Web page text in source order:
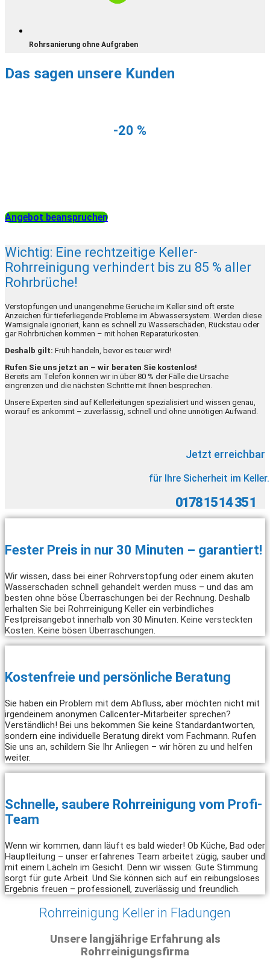
Rohrsanierung ohne Aufgraben
Das sagen unsere Kunden
-20 %
Angebot beanspruchen
Wichtig: Eine rechtzeitige Keller-
Rohrreinigung verhindert bis zu 85 % aller
Rohrbrüche!
Verstopfungen und unangenehme Gerüche im Keller sind oft erste
Anzeichen für tieferliegende Probleme im Abwassersystem. Werden diese
Warnsignale ignoriert, kann es schnell zu Wasserschäden, Rückstau oder
gar Rohrbrüchen kommen – mit hohen Reparaturkosten.
Deshalb gilt: Früh handeln, bevor es teuer wird!
Rufen Sie uns jetzt an – wir beraten Sie kostenlos!
Bereits am Telefon können wir in über 80 % der Fälle die Ursache
eingrenzen und die nächsten Schritte mit Ihnen besprechen.
Unsere Experten sind auf Kellerleitungen spezialisiert und wissen genau,
worauf es ankommt – zuverlässig, schnell und ohne unnötigen Aufwand.
Jetzt erreichbar
für Ihre Sicherheit im Keller.
0178 15 14 35 1
Fester Preis in nur 30 Minuten – garantiert!
Wir wissen, dass bei einer Rohrverstopfung oder einem akuten
Wasserschaden schnell gehandelt werden muss – und das am
besten ohne böse Überraschungen bei der Rechnung. Deshalb
erhalten Sie bei Rohrreinigung Keller ein verbindliches
Festpreisangebot innerhalb von 30 Minuten. Keine versteckten
Kosten. Keine bösen Überraschungen.
Kostenfreie und persönliche Beratung
Sie haben ein Problem mit dem Abfluss, aber möchten nicht mit
irgendeinem anonymen Callcenter-Mitarbeiter sprechen?
Verständlich! Bei uns bekommen Sie keine Standardantworten,
sondern eine individuelle Beratung direkt vom Fachmann. Rufen
Sie uns an, schildern Sie Ihr Anliegen – wir hören zu und helfen
weiter.
Schnelle, saubere Rohrreinigung vom Profi-
Team
Wenn wir kommen, dann läuft es bald wieder! Ob Küche, Bad oder
Hauptleitung – unser erfahrenes Team arbeitet zügig, sauber und
mit einem Lächeln im Gesicht. Denn wir wissen: Gute Stimmung
sorgt für gute Arbeit. Und Sie können sich auf ein reibungsloses
Ergebnis freuen – professionell, zuverlässig und freundlich.
Rohrreinigung Keller in Fladungen
Unsere langjährige Erfahrung als
Rohrreinigungsfirma